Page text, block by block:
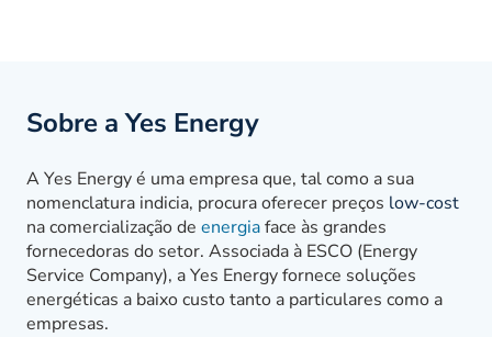
Sobre a Yes Energy
A Yes Energy é uma empresa que, tal como a sua
nomenclatura indicia, procura oferecer preços low-cost
na comercialização de energiaface às grandes
fornecedoras do setor. Associada à ESCO (Energy
Service Company), a Yes Energy fornece soluções
energéticas a baixo custo tanto a particulares como a
empresas.